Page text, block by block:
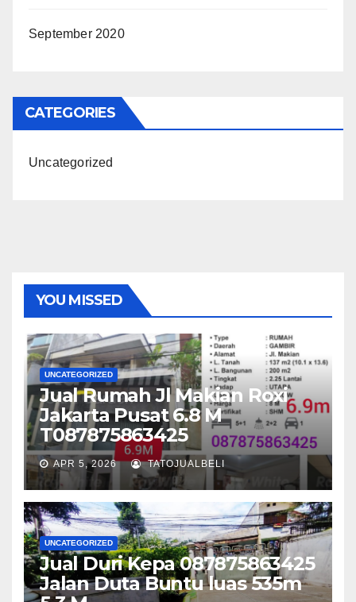
September 2020
CATEGORIES
Uncategorized
YOU MISSED
UNCATEGORIZED
Jual Rumah Jl Makian Roxi
Jakarta Pusat 6.8 M
T087875863425
APR 5, 2026 TATOJUALBELI
UNCATEGORIZED
Jual Duri Kepa 087875863425
Jalan Duta Buntu luas 535m